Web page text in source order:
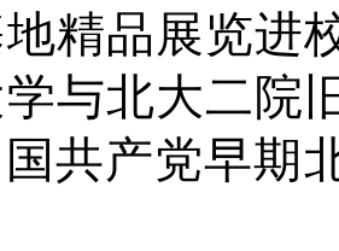
精品展览进
与北大二院
共产党早期